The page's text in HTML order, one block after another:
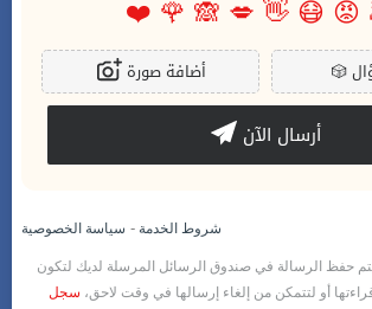
😡
😷
👋
💋
🙈
🌹
❤️
🎲 أضافة صورة
أرسال الآن
شروط الخدمة - سياسة الخصوصية
حفظ الرسالة في صندوق الرسائل المرسلة لديك لتكون
أو لتتمكن من إلغاء إرسالها في وقت لاحق، سجل